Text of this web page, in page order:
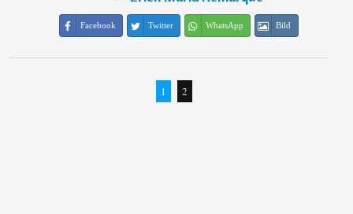
Facebook Twitter WhatsApp Bild
1 2